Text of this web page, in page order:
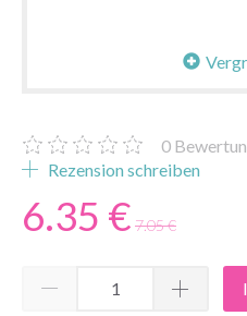
0
Rezension schreiben
6.35 € 7.05 €